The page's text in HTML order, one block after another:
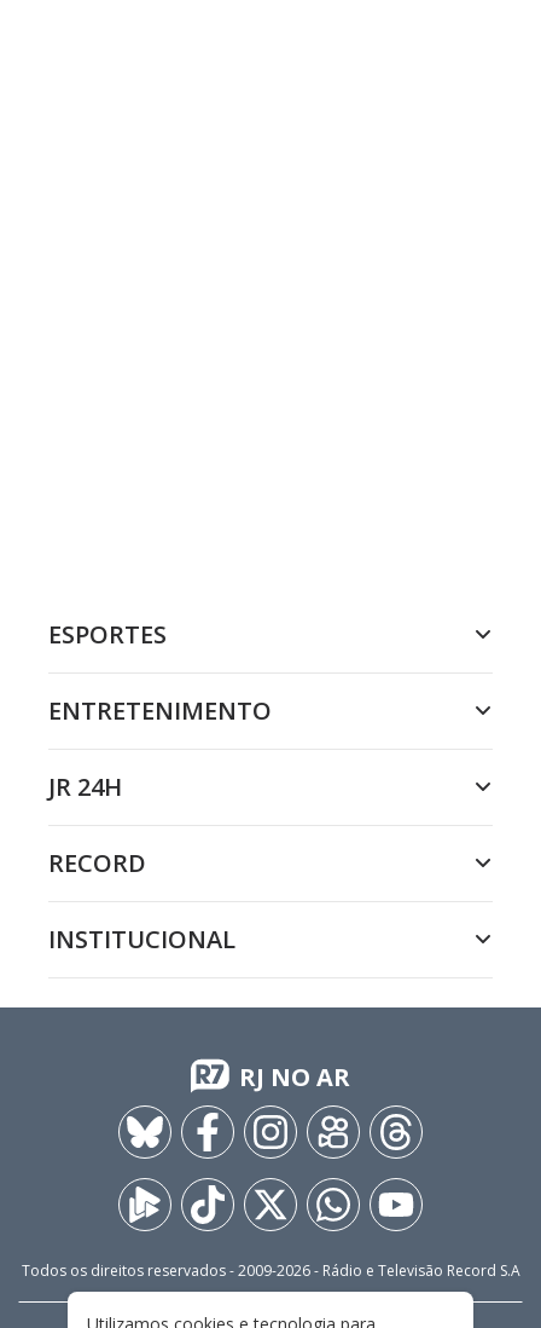
ESPORTES
ENTRETENIMENTO
JR 24H
RECORD
INSTITUCIONAL
RJ NO AR
Todos os direitos reservados - 2009-2026- Rádio e Televisão Record S.A